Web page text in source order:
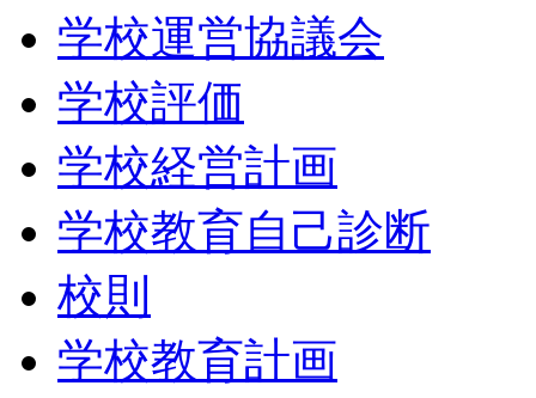
学校運営協議会
学校評価
学校経営計画
学校教育自己診断
校則
学校教育計画